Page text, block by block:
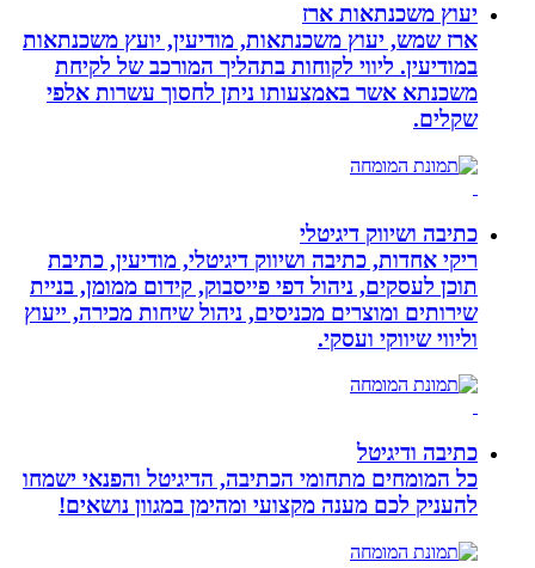
יעוץ משכנתאות ארז
ארז שמש, יעוץ משכנתאות, מודיעין, יועץ משכנתאות
במודיעין. ליווי לקוחות בתהליך המורכב של לקיחת
משכנתא אשר באמצעותו ניתן לחסוך עשרות אלפי
שקלים.
כתיבה ושיווק דיגיטלי
ריקי אחדות, כתיבה ושיווק דיגיטלי, מודיעין, כתיבת
תוכן לעסקים, ניהול דפי פייסבוק, קידום ממומן, בניית
שירותים ומוצרים מכניסים, ניהול שיחות מכירה, ייעוץ
וליווי שיווקי ועסקי.
כתיבה ודיגיטל
כל המומחים מתחומי הכתיבה, הדיגיטל והפנאי ישמחו
להעניק לכם מענה מקצועי ומהימן במגוון נושאים!